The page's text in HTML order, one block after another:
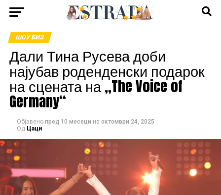
ШОУ БИЗ
Дали Тина Русева доби
најубав роденденски подарок
на сцената на „The Voice of
Germany“
Објавено пред 10 месеци на октомври 24, 2025
Од Цаци